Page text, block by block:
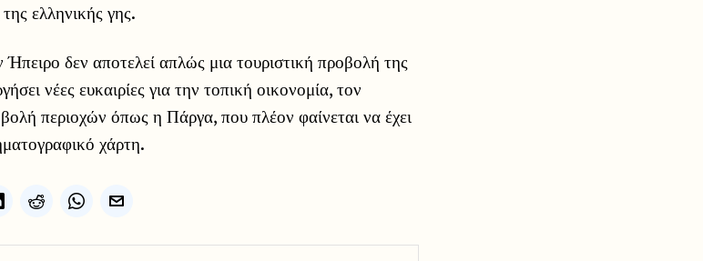
ελληνικής γης.
δεν αποτελεί απλώς μια τουριστική προβολή της
νέες ευκαιρίες για την τοπική οικονομία, τον
περιοχών όπως η Πάργα, που πλέον φαίνεται να έχει
χάρτη.